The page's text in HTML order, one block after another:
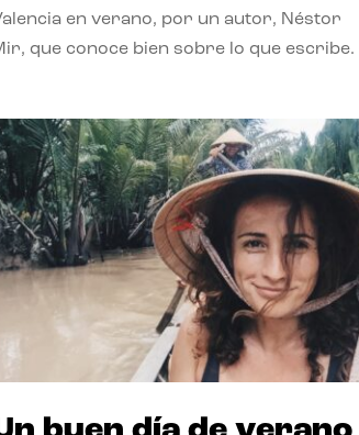
en verano, por un autor, Néstor
que conoce bien sobre lo que escribe.